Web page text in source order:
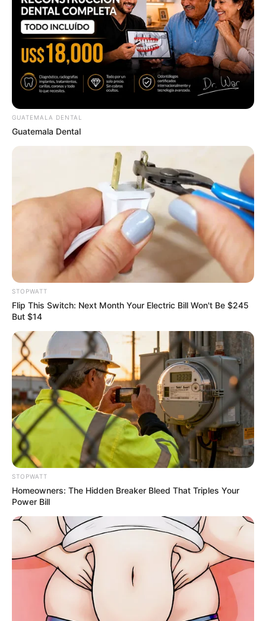
Who Will Be the Next James Bond? Here's What We
Know So Far
BRAINBERRIES
Unveiling Hypocrisy: 15 Taboos The Bible
Condemns!
A Museum To Rihanna's Glory Could Soon Be
Opened
BRAINBERRIES
GUATEMALA DENTAL
Guatemala Dental
STOPWATT
Flip This Switch: Next Month Your Electric Bill Won't Be $245
But $14
STOPWATT
Homeowners: The Hidden Breaker Bleed That Triples Your
Power Bill